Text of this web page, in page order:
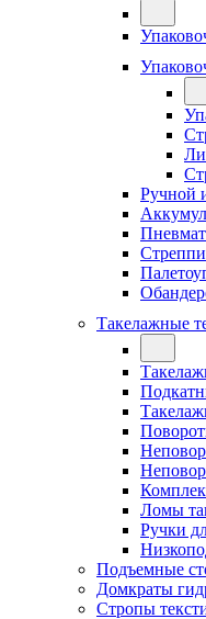
Ручной
Такелажные
Ломы
Ручки
Подъемные
Домкраты
Стропы